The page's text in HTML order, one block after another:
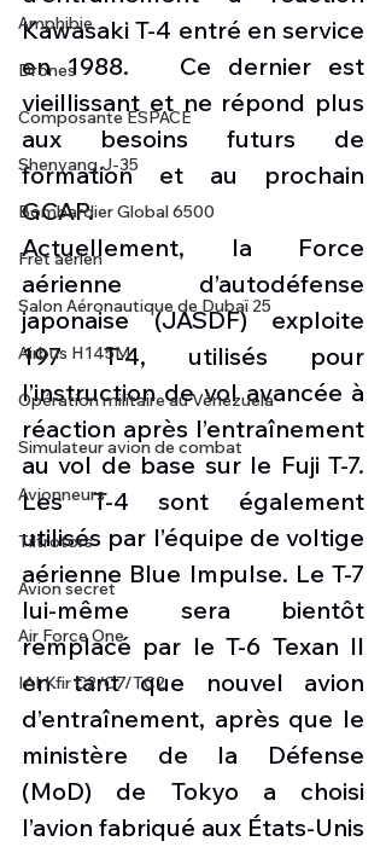
Amphibie
Drones
Composante ESPACE
Shenyang J-35
Bombardier Global 6500
Fret aérien
Salon Aéronautique de Dubaï 25
Airbus H145M
Opération militaire au Vénézuela
Simulateur avion de combat
Avionneurs
Tiltrotors
Avion secret
Air Force One
IAI Kfir C2/C7/TC2
Kawasaki T-4 entré en service
en 1988.   Ce dernier est
vieillissant et ne répond plus
aux besoins futurs de
formation et au prochain
GCAP.
Actuellement, la Force
aérienne d’autodéfense
japonaise (JASDF) exploite
197 T-4, utilisés pour
l’instruction de vol avancée à
réaction après l’entraînement
au vol de base sur le Fuji T-7.
Les T-4 sont également
utilisés par l’équipe de voltige
aérienne Blue Impulse. Le T-7
lui-même sera bientôt
remplacé par le T-6 Texan II
en tant que nouvel avion
d’entraînement, après que le
ministère de la Défense
(MoD) de Tokyo a choisi
l’avion fabriqué aux États-Unis